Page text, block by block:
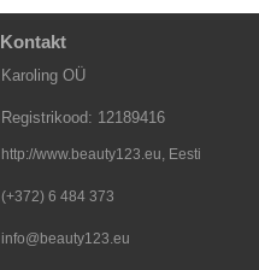
Kontakt
Karoling OÜ
Registrikood: 12189416
http://www.beauty123.eu, Eesti
(+372) 6 484 373
info@beauty123.eu